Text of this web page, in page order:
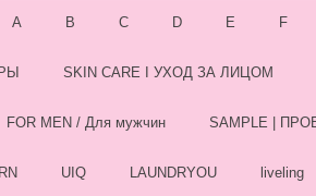
A B C D E F
SKIN CARE I УХОД ЗА ЛИЦОМ
FOR MEN / Для мужчин SAMPLE |
UIQ LAUNDRYOU liveling